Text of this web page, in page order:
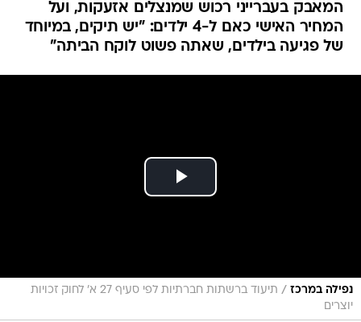
המאבק בעברייני רכוש שמנצלים אזעקות, ועל
המחיר האישי כאם ל-4 ילדים: "יש תיקים, במיוחד
של פגיעה בילדים, שאתה פשוט לוקח הביתה"
נפילה במרכז /
תיעוד ברשתות חברתיות לפי סעיף 27 א' לחוק זכויות
יוצרים